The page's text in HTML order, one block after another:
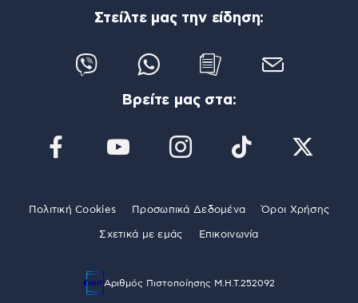
Στείλτε μας την είδηση:
Βρείτε μας στα:
Πολιτική Cookies Προσωπικά Δεδομένα Όροι Χρήσης
Σχετικά με εμάς Επικοινωνία
Αριθμός Πιστοποίησης Μ.Η.Τ.252092